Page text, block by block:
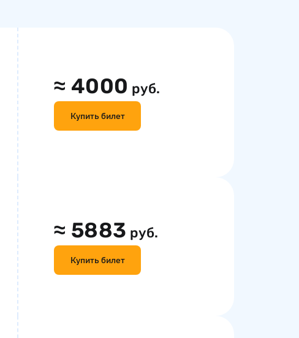
≈ 4000 руб.
Купить билет
≈ 5883 руб.
Купить билет